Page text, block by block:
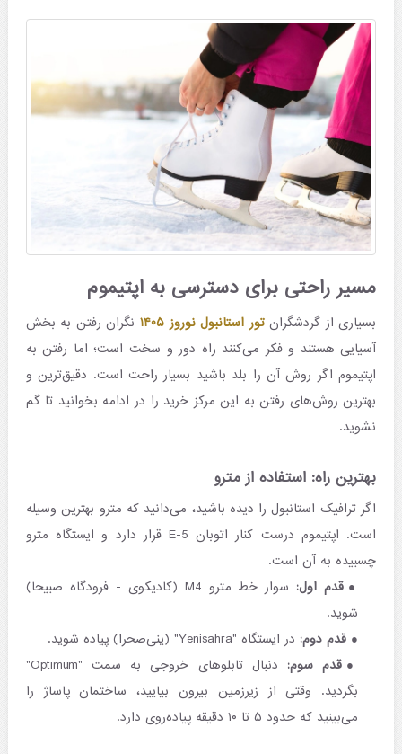
مسیر راحتی برای دسترسی به اپتیموم
بسیاری از گردشگران تور استانبول نوروز ۱۴۰۵
نگران رفتن به بخش
آسیایی هستند و فکر می‌کنند راه دور و سخت است؛ اما رفتن به
اپتیموم اگر روش آن را بلد باشید بسیار راحت است. دقیق‌ترین و
بهترین روش‌های رفتن به این مرکز خرید را در ادامه بخوانید تا گم
نشوید.
بهترین راه: استفاده از مترو
اگر ترافیک استانبول را دیده باشید، می‌دانید که مترو بهترین وسیله
است. اپتیموم درست کنار اتوبان E-5 قرار دارد و ایستگاه مترو
چسبیده به آن است.
قدم اول:
سوار خط مترو M4 (کادیکوی - فرودگاه صبیحا)
شوید.
قدم دوم: در ایستگاه "Yenisahra" (ینی‌صحرا) پیاده شوید.
قدم سوم:
دنبال تابلوهای خروجی به سمت "Optimum"
بگردید. وقتی از زیرزمین بیرون بیایید، ساختمان پاساژ را
می‌بینید که حدود ۵ تا ۱۰ دقیقه پیاده‌روی دارد.